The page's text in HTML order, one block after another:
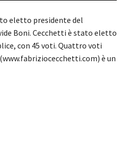
eletto presidente del
Boni. Cecchetti è stato eletto
con 45 voti. Quattro voti
è un